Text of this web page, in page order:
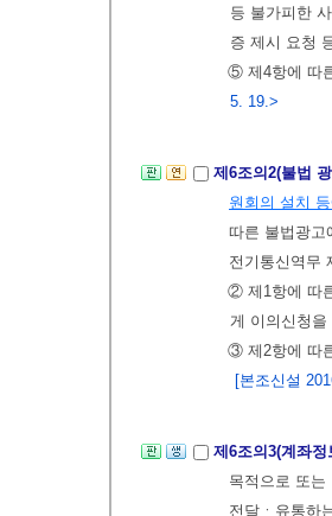
등 불가피한
증 제시 요청
⑤ 제4항에 따
5. 19.>
제6조의2(불법
원회의 설치
따른 불법광고
전기통신역무
② 제1항에 따
게 이의신청
③ 제2항에 따
[본조신설
제6조의3(계좌
목적으로 또
전달ㆍ유통하